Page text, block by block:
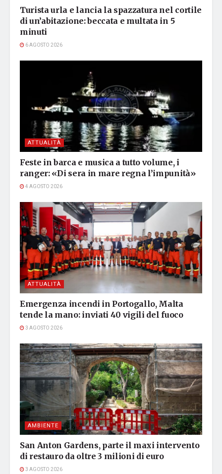
Turista urla e lancia la spazzatura nel cortile
di un’abitazione: beccata e multata in 5
minuti
6 AGOSTO 2026
ATTUALITÀ
Feste in barca e musica a tutto volume, i
ranger: «Di sera in mare regna l’impunità»
4 AGOSTO 2026
ATTUALITÀ
Emergenza incendi in Portogallo, Malta
tende la mano: inviati 40 vigili del fuoco
3 AGOSTO 2026
AMBIENTE
San Anton Gardens, parte il maxi intervento
di restauro da oltre 3 milioni di euro
3 AGOSTO 2026